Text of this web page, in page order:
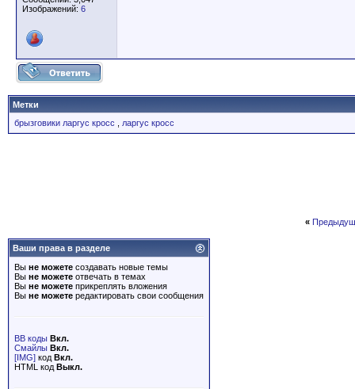
Изображений: 6
Метки
брызговики ларгус кросс
ларгус кросс
«
Ваши права в разделе
Вы не можете создавать новые темы
Вы не можете отвечать в темах
Вы не можете прикреплять вложения
Вы не можете редактировать свои сообщения
BB коды Вкл.
Смайлы Вкл.
[IMG] код Вкл.
HTML код Выкл.